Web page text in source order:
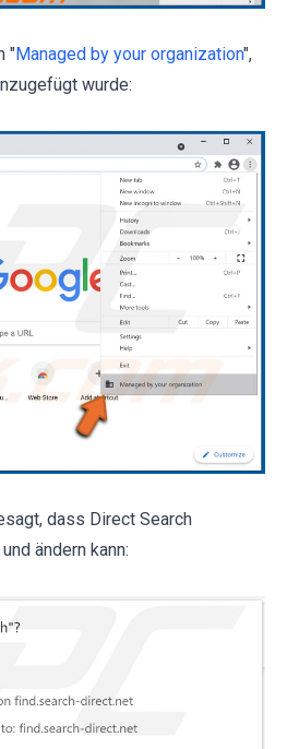
"Managed by your organization",
wurde:
dass Direct Search
ändern kann: